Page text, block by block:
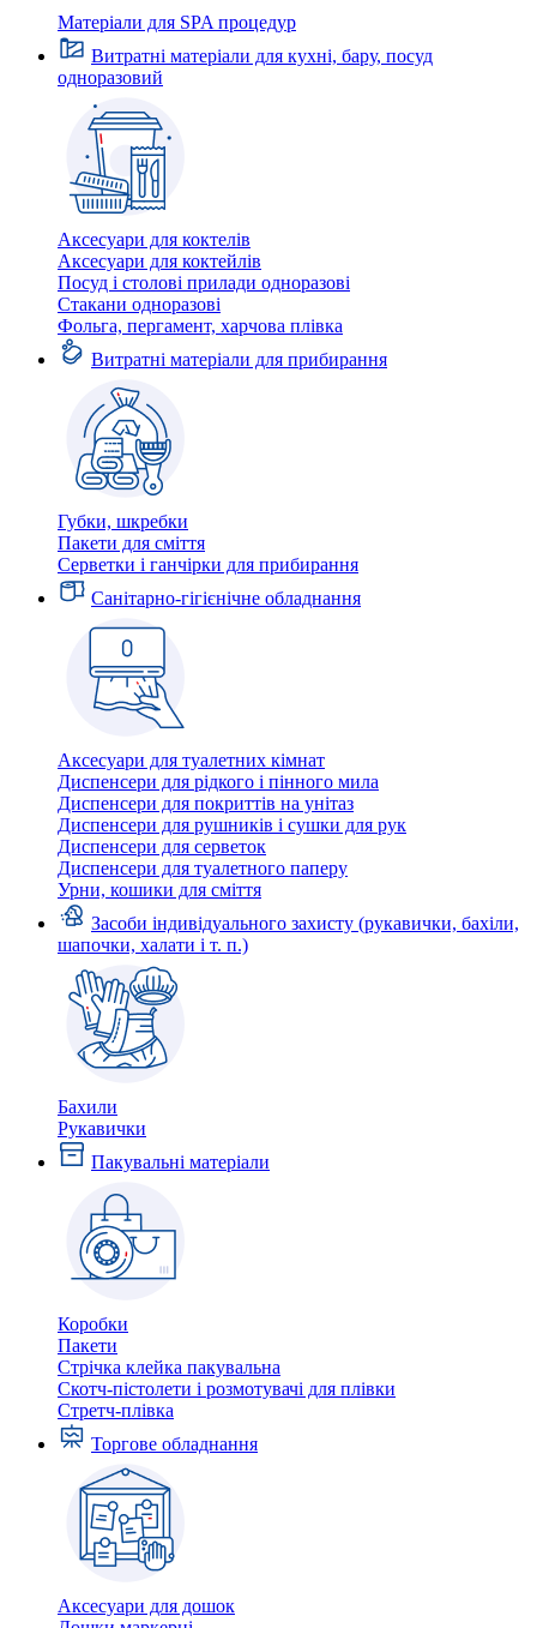
Матеріали для SPA процедур
Витратні матеріали для кухні, бару, посуд
одноразовий
Аксесуари для коктелів
Аксесуари для коктейлів
Посуд і столові прилади одноразові
Стакани одноразові
Фольга, пергамент, харчова плівка
Витратні матеріали для прибирання
Губки, шкребки
Пакети для сміття
Серветки і ганчірки для прибирання
Санітарно-гігієнічне обладнання
Аксесуари для туалетних кімнат
Диспенсери для рідкого і пінного мила
Диспенсери для покриттів на унітаз
Диспенсери для рушників і сушки для рук
Диспенсери для серветок
Диспенсери для туалетного паперу
Урни, кошики для сміття
Засоби індивідуального захисту (рукавички, бахіли,
шапочки, халати і т. п.)
Бахили
Рукавички
Пакувальні матеріали
Коробки
Пакети
Стрічка клейка пакувальна
Скотч-пістолети і розмотувачі для плівки
Стретч-плівка
Торгове обладнання
Аксесуари для дошок